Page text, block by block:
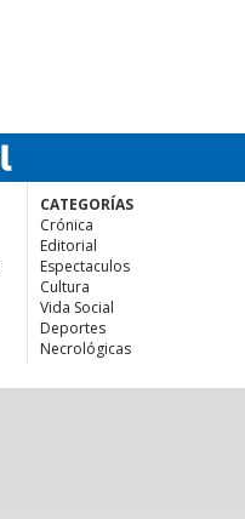
CATEGORÍAS
Crónica
Editorial
Espectaculos
Cultura
Vida Social
Deportes
Necrológicas